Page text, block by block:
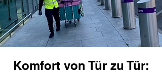
Komfort von Tür zu Tür: